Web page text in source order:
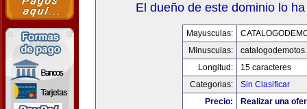
El dueño de este dominio lo
Mayusculas:
Minusculas:
Longitud:
15 caracteres
Categorias:
Sin Clasificar
Precio:
Realizar una